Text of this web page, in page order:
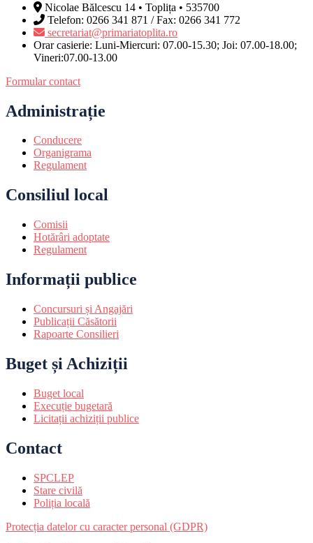
Nicolae Bălcescu 14 • Toplița • 535700
Telefon: 0266 341 871 / Fax: 0266 341 772
secretariat@primariatoplita.ro
Orar casierie: Luni-Miercuri: 07.00-15.30; Joi: 07.00-18.00;
Vineri:07.00-13.00
Formular contact
Administrație
Conducere
Organigrama
Regulament
Consiliul local
Comisii
Hotărâri adoptate
Regulament
Informații publice
Concursuri și Angajări
Publicații Căsătorii
Rapoarte Consilieri
Buget și Achiziții
Buget local
Execuție bugetară
Licitații achiziții publice
Contact
SPCLEP
Stare civilă
Poliția locală
Protecția datelor cu caracter personal (GDPR)